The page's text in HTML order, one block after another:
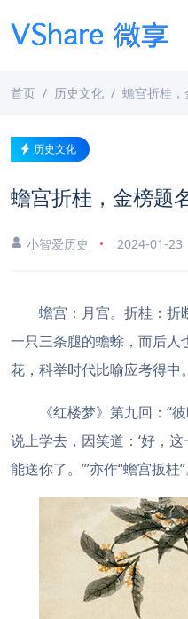
首页 历史文化 蟾宫折桂，
历史文化
蟾宫折桂，金榜题
小智爱历史 2024-01-23
蟾宫：月宫。折桂：折
一只三条腿的蟾蜍，而后人
花，科举时代比喻应考得中。
《红楼梦》第九回：“
说上学去，因笑道：‘好，
能送你了。’”亦作“蟾宫扳桂”